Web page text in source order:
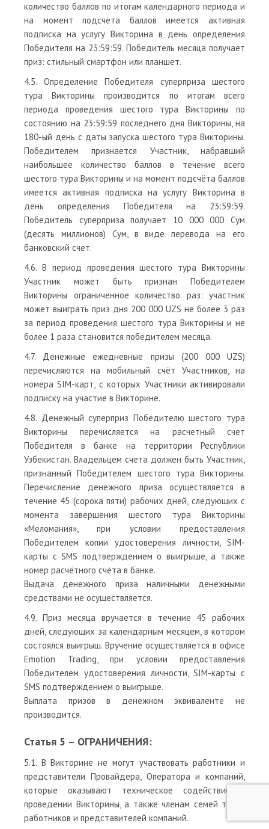
количество баллов по итогам календарного периода и
на момент подсчёта баллов имеется активная
подписка на услугу Викторина в день определения
Победителя на 23:59:59. Победитель месяца получает
приз: стильный смартфон или планшет.
4.5. Определение Победителя суперприза шестого
тура Викторины производится по итогам всего
периода проведения шестого тура Викторины по
состоянию на 23:59:59 последнего дня Викторины, на
180-ый день с даты запуска шестого тура Викторины.
Победителем признается Участник, набравший
наибольшее количество баллов в течение всего
шестого тура Викторины и на момент подсчёта баллов
имеется активная подписка на услугу Викторина в
день определения Победителя на 23:59:59.
Победитель суперприза получает 10 000 000 Сум
(десять миллионов) Сум, в виде перевода на его
банковский счет.
4.6. В период проведения шестого тура Викторины
Участник может быть признан Победителем
Викторины ограниченное количество раз: участник
может выиграть приз дня 200 000 UZS не более 3 раз
за период проведения шестого тура Викторины и не
более 1 раза становится победителем месяца.
4.7. Денежные ежедневные призы (200 000 UZS)
перечисляются на мобильный счёт Участников, на
номера SIM-карт, с которых Участники активировали
подписку на участие в Викторине.
4.8. Денежный суперприз Победителю шестого тура
Викторины перечисляется на расчетный счет
Победителя в банке на территории Республики
Узбекистан. Владельцем счета должен быть Участник,
признанный Победителем шестого тура Викторины.
Перечисление денежного приза осуществляется в
течение 45 (сорока пяти) рабочих дней, следующих с
момента завершения шестого тура Викторины
«Меломания», при условии предоставления
Победителем копии удостоверения личности, SIM-
карты с SMS подтверждением о выигрыше, а также
номер расчётного счёта в банке.
Выдача денежного приза наличными денежными
средствами не осуществляется.
4.9. Приз месяца вручается в течение 45 рабочих
дней, следующих за календарным месяцем, в котором
состоялся выигрыш. Вручение осуществляется в офисе
Emotion Trading, при условии предоставления
Победителем удостоверения личности, SIM-карты с
SMS подтверждением о выигрыше.
Выплата призов в денежном эквиваленте не
производится.
Статья 5 – ОГРАНИЧЕНИЯ:
5.1. В Викторине не могут участвовать работники и
представители Провайдера, Оператора и компаний,
которые оказывают техническое содействие в
проведении Викторины, а также членам семей таких
работников и представителей компаний.